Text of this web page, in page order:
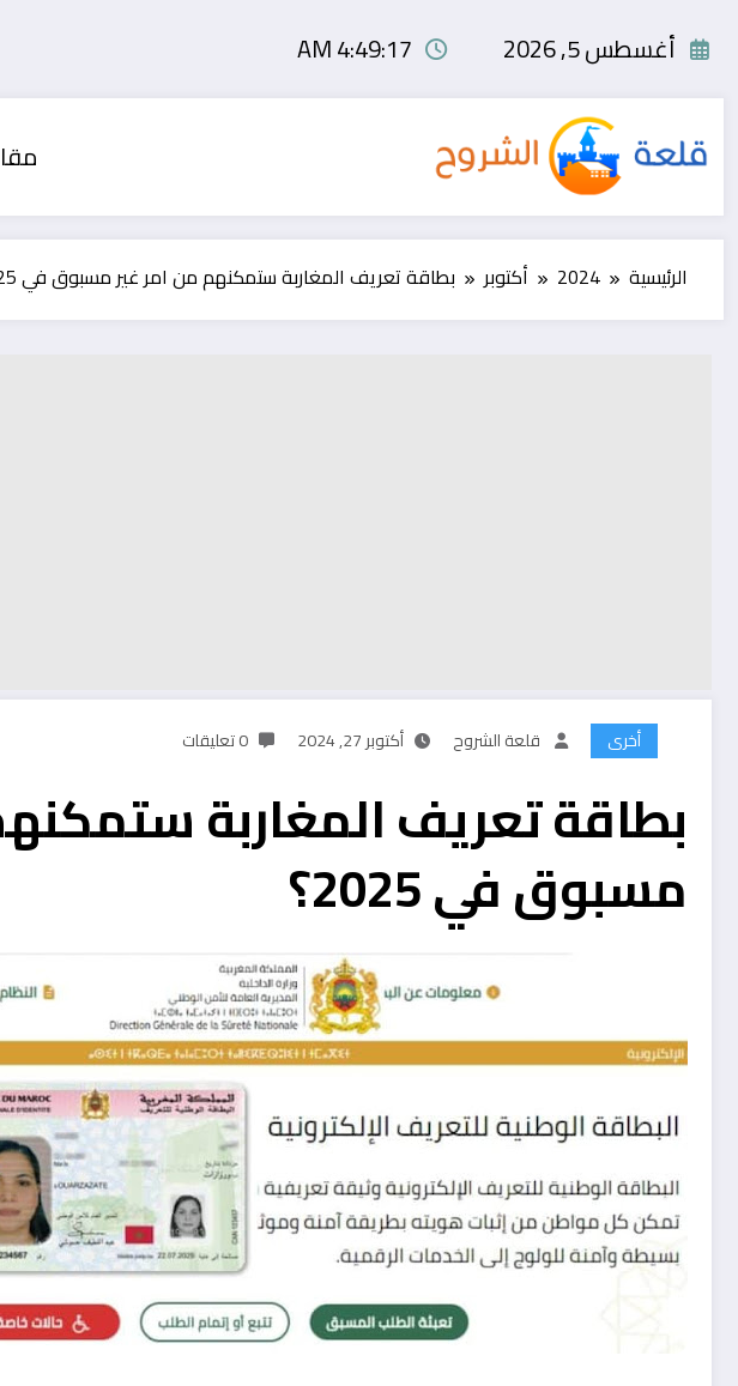
أغسطس 5, 2026 4:49:18 AM
الرئيسية 2024 أكتوبر بطاقة تعريف المغاربة ستمكنهم من امر غير مسبوق في 2025؟
أخرى قلعة الشروح أكتوبر 27, 2024 0 تعليقات
بطاقة تعريف المغاربة
مسبوق في 2025؟